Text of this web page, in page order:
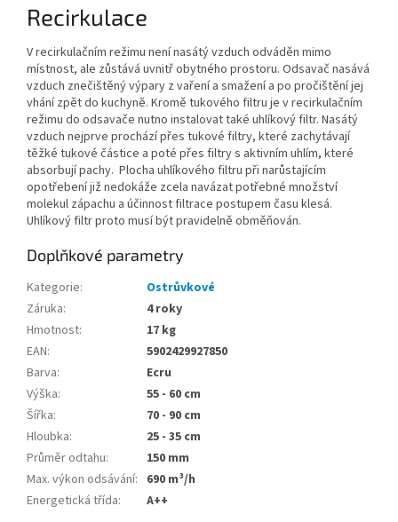
Recirkulace
V recirkulačním režimu není nasátý vzduch odváděn mimo
místnost, ale zůstává uvnitř obytného prostoru. Odsavač nasává
vzduch znečištěný výpary z vaření a smažení a po pročištění jej
vhání zpět do kuchyně. Kromě tukového filtru je v recirkulačním
režimu do odsavače nutno instalovat také uhlíkový filtr. Nasátý
vzduch nejprve prochází přes tukové filtry, které zachytávají
těžké tukové částice a poté přes filtry s aktivním uhlím, které
absorbují pachy. Plocha uhlíkového filtru při narůstajícím
opotřebení již nedokáže zcela navázat potřebné množství
molekul zápachu a účinnost filtrace postupem času klesá.
Uhlíkový filtr proto musí být pravidelně obměňován.
Doplňkové parametry
Kategorie:
Ostrůvkové
Záruka:
4 roky
Hmotnost:
17 kg
EAN:
5902429927850
Barva:
Ecru
Výška:
55 - 60 cm
Šířka:
70 - 90 cm
Hloubka:
25 - 35 cm
Průměr odtahu:
150 mm
Max. výkon odsávání: 690 m³/h
Energetická třída: A++